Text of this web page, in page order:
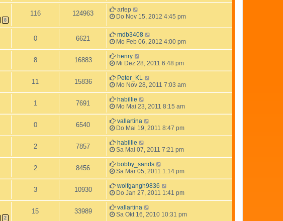
8
116 124963
artep
Do Nov 15, 2012 4:45 pm
0 6621
mdb3408
Mo Feb 06, 2012 4:00 pm
8 16883
henry
Mi Dez 28, 2011 6:48 pm
11 15836
Peter_KL
Mo Nov 28, 2011 7:03 am
1 7691
habillie
Mo Mai 23, 2011 8:15 am
0 6540
vallartina
Do Mai 19, 2011 8:47 pm
2 7857
habillie
Sa Mai 07, 2011 7:21 pm
2 8456
bobby_sands
Sa Mär 05, 2011 1:14 pm
3 10930
wolfgangh9836
Do Jan 27, 2011 1:41 pm
2
15 33989
vallartina
Sa Okt 16, 2010 10:31 pm